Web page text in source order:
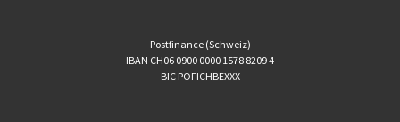
Postfinance (Schweiz)
IBAN CH06 0900 0000 1578 8209 4
BIC POFICHBEXXX